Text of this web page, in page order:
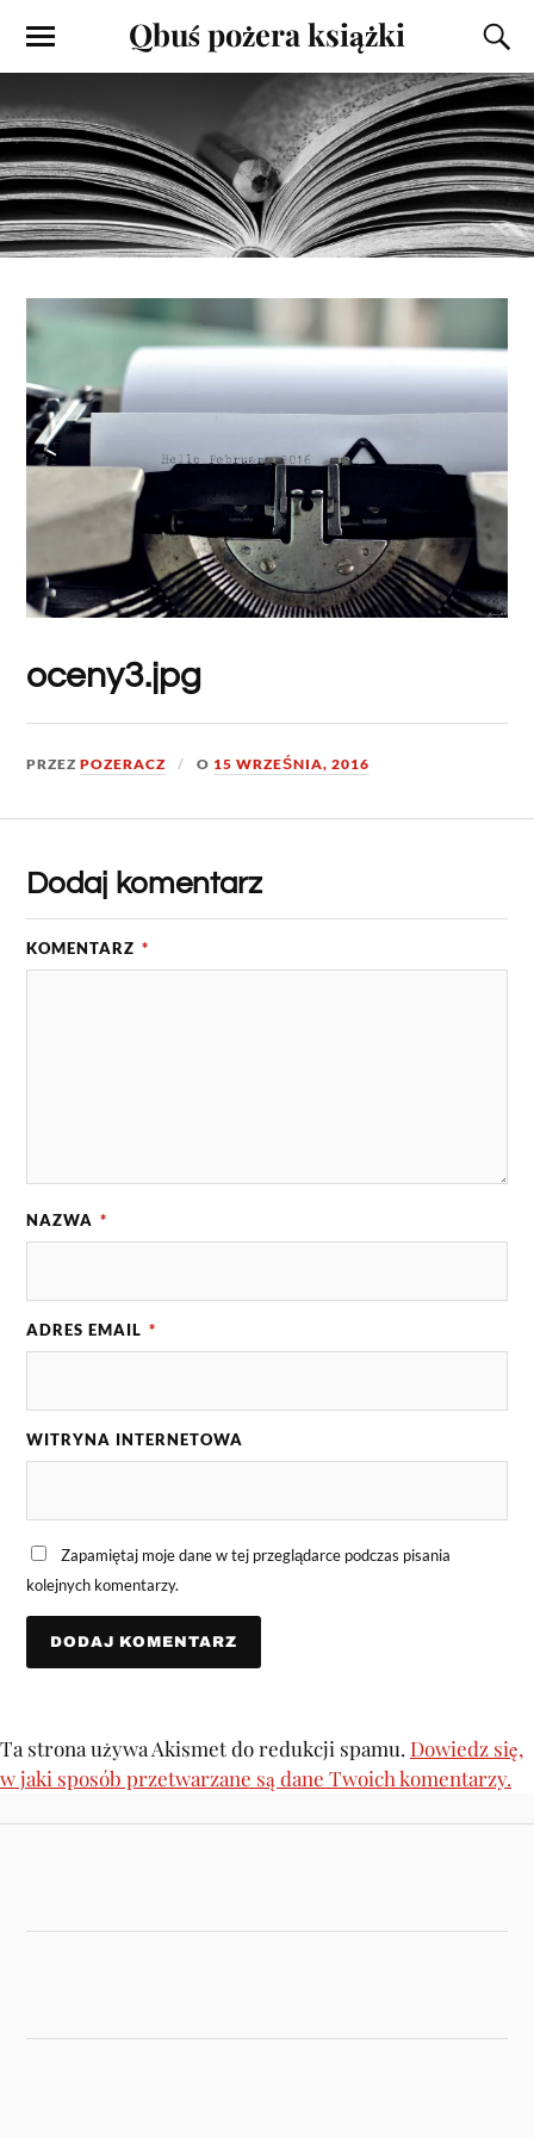
Qbuś pożera książki
oceny3.jpg
PRZEZPOZERACZ O 15 WRZEŚNIA, 2016
Dodaj komentarz
KOMENTARZ *
NAZWA *
ADRES EMAIL *
WITRYNA INTERNETOWA
Zapamiętaj moje dane w tej przeglądarce podczas pisania
kolejnych komentarzy.
Ta strona używa Akismet do redukcji spamu. Dowiedz się,
w jaki sposób przetwarzane są dane Twoich komentarzy.